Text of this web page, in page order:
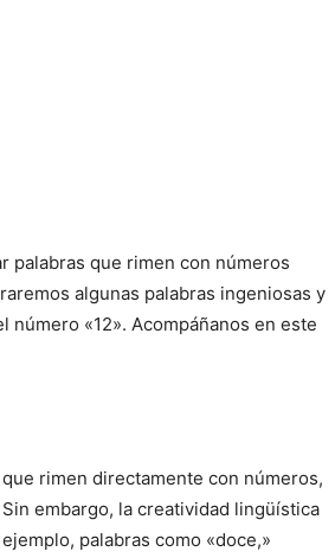
palabras que rimen con números
algunas palabras ingeniosas y
«12». Acompáñanos en este
rimen directamente con números,
embargo, la creatividad lingüística
palabras como «doce,»